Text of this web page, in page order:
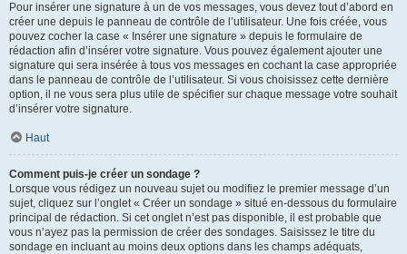
Pour insérer une signature à un de vos messages, vous devez tout d’abord en
créer une depuis le panneau de contrôle de l’utilisateur. Une fois créée, vous
pouvez cocher la case « Insérer une signature » depuis le formulaire de
rédaction afin d’insérer votre signature. Vous pouvez également ajouter une
signature qui sera insérée à tous vos messages en cochant la case appropriée
dans le panneau de contrôle de l’utilisateur. Si vous choisissez cette dernière
option, il ne vous sera plus utile de spécifier sur chaque message votre souhait
d’insérer votre signature.
Haut
Comment puis-je créer un sondage ?
Lorsque vous rédigez un nouveau sujet ou modifiez le premier message d’un
sujet, cliquez sur l’onglet « Créer un sondage » situé en-dessous du formulaire
principal de rédaction. Si cet onglet n’est pas disponible, il est probable que
vous n’ayez pas la permission de créer des sondages. Saisissez le titre du
sondage en incluant au moins deux options dans les champs adéquats,